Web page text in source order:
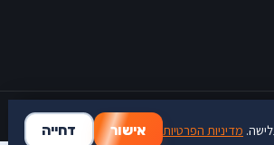
מדיניות הפרטיות אישור דחייה